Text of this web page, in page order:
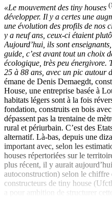
«Le mouvement des tiny houses
développer. Il y a certes une
une évolution des profils de nos
y a neuf ans, ceux-ci étaient
Aujourd’hui, ils sont
guide, c’est avant tout un choix
écologique, très peu énergivore.
25 à 88 ans, avec un pic autour
émane de Denis Demaegdt,
House, une entreprise basée à
habitats légers sont à la fois
fondation, construits en bois
dépassent pas la trentaine de
rural et périurbain. C’est des
alternatif. Là-bas, depuis une
important avec, selon les
houses répertoriées sur le
plus récent, il y aurait
autoconstruction) selon le chiffre
constructeurs de tiny house
a pour ambition de structurer